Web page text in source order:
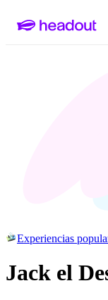
Experiencias
Jack el